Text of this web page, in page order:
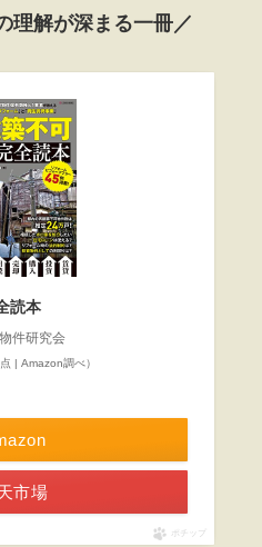
理解が深まる一冊／
読本
件研究会
| Amazon調べ）
市場
ポチップ